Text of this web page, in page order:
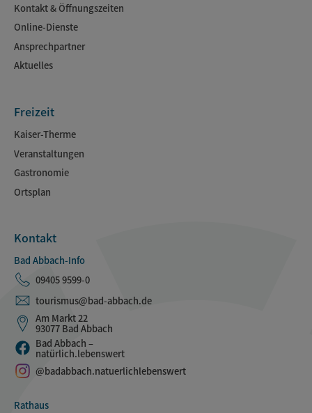
Kontakt & Öffnungszeiten
Online-Dienste
Ansprechpartner
Aktuelles
Freizeit
Kaiser-Therme
Veranstaltungen
Gastronomie
Ortsplan
Kontakt
Bad Abbach-Info
09405 9599-0
tourismus@bad-abbach.de
Am Markt 22
93077 Bad Abbach
Bad Abbach –
natürlich.lebenswert
@badabbach.natuerlichlebenswert
Rathaus